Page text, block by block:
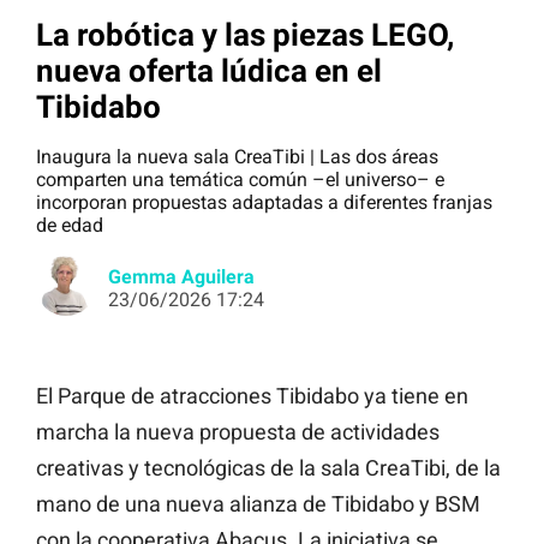
La robótica y las piezas LEGO,
nueva oferta lúdica en el
Tibidabo
Inaugura la nueva sala CreaTibi | Las dos áreas
comparten una temática común –el universo– e
incorporan propuestas adaptadas a diferentes franjas
de edad
Gemma Aguilera
23/06/2026 17:24
El Parque de atracciones Tibidabo ya tiene en
marcha la nueva propuesta de actividades
creativas y tecnológicas de la sala CreaTibi, de la
mano de una nueva alianza de Tibidabo y BSM